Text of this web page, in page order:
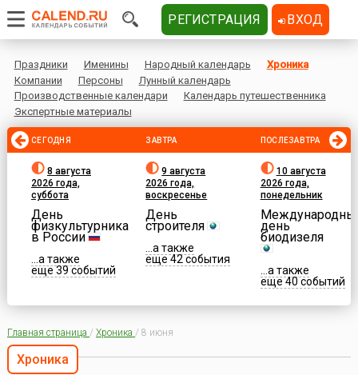
Праздники Именины Народный календарь
Хроника
Компании
Персоны
Лунный календарь
Производственные календари
Календарь путешественника
Экспертные материалы
СЕГОДНЯ
8 августа
2026 года,
суббота
День
физкультурника
в России
...а также
еще 39 событий
ЗАВТРА
9 августа
2026 года,
воскресенье
День
строителя
...а также
еще 42 события
ПОСЛЕЗАВТРА
10 августа
2026 года,
понедельник
день
биодизеля
...а также
еще 40 событий
Главная страница / Хроника / 8 июня
Хроника
РЕГИСТРАЦИЯ ВХОД